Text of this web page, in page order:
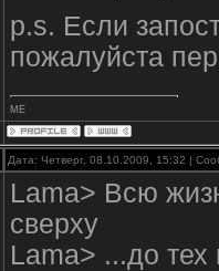
p.s. Если
пожалуйста
ME
Дата: Четверг, 08.10.2009, 15:32 |
Lama> Всю
сверху
Lama> ...до тех